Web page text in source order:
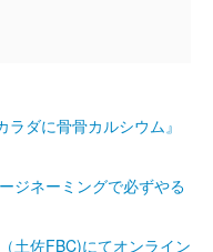
ダに骨骨カルシウム』
ジネーミングで必ずやる
土佐FBC)にてオンライン